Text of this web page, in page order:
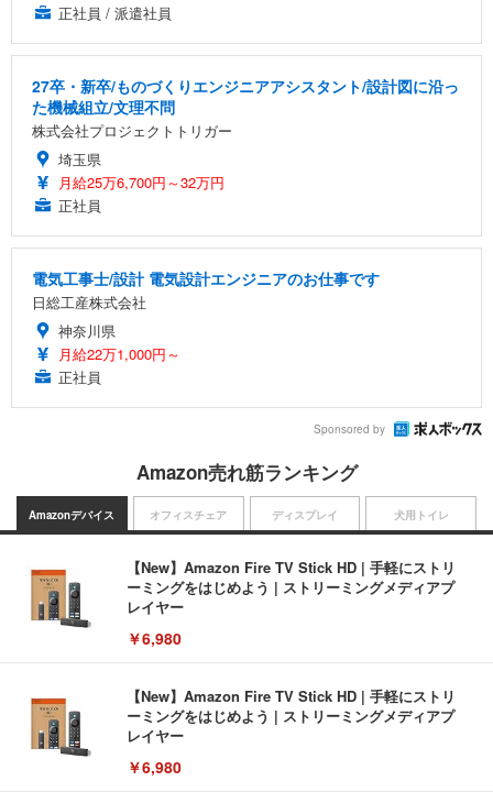
正社員 / 派遣社員
27卒・新卒/ものづくりエンジニアアシスタント/設計図に沿っ
た機械組立/文理不問
株式会社プロジェクトトリガー
埼玉県
月給25万6,700円～32万円
正社員
電気工事士/設計 電気設計エンジニアのお仕事です
日総工産株式会社
神奈川県
月給22万1,000円～
正社員
Sponsored by
Amazon売れ筋ランキング
Amazonデバイス
【New】Amazon Fire TV Stick HD | 手軽にストリ
ーミングをはじめよう | ストリーミングメディアプ
レイヤー
￥6,980
【New】Amazon Fire TV Stick HD | 手軽にストリ
ーミングをはじめよう | ストリーミングメディアプ
レイヤー
￥6,980
オフィスチェア ディスプレイ 犬用トイレ